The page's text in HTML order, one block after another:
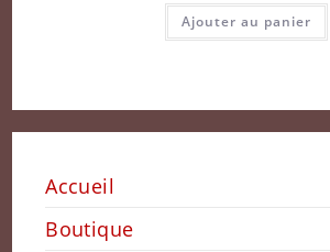
Ajouter au panier
Accueil
Boutique